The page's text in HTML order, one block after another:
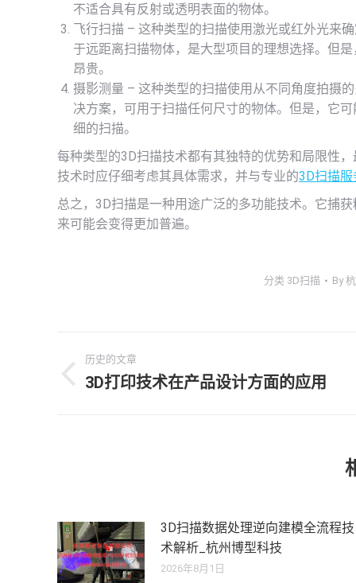
不适合具有反射或透明表面的物体。
飞行扫描 – 这种类型的扫描使用激光或红外光来
于远距离扫描物体，是大型项目的理想选择。但
昂贵。
摄影测量 – 这种类型的扫描使用从不同角度拍摄
决方案，可用于扫描任何尺寸的物体。但是，它
细的扫描。
每种类型的3D扫描技术都有其独特的优势和局限性
技术时应仔细考虑其具体需求，并与专业的3D扫描服
总之，3D扫描是一种用途广泛的多功能技术。它捕
来可能会变得更加普遍。
分类 3D扫描 By
章
历史的文章
历
3D打印技术在产品设计方面的应用
3D扫描数据处理逆向建模全流程技
术解析_杭州博型科技
2026年8月1日